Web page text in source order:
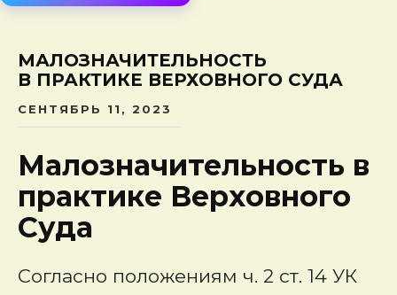
МАЛОЗНАЧИТЕЛЬНОСТЬ
В ПРАКТИКЕ ВЕРХОВНОГО СУДА
СЕНТЯБРЬ 11, 2023
Малозначительность в
практике Верховного
Суда
Согласно положениям ч. 2 ст. 14 УК